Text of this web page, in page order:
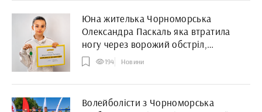
Юна жителька Чорноморська
Олександра Паскаль яка втратила
ногу через ворожий обстріл,
отримала квартиру у Києві
194 Новини
Волейболісти з Чорноморська